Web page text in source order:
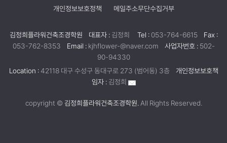
개인정보보호정책 메일주소무단수집거부
김정희플라워건축조경학원 대표자 : 김정희 Tel : 053-764-6615
Fax :
053-762-8353
Email : kjhflower-@naver.com 사업자번호 : 502-
90-94330
Location :42118 대구 수성구 동대구로 273 (범어동) 3층
개인정보보호책
임자 : 김정희
copyright © 김정희플라워건축조경학원.All Rights Reserved.